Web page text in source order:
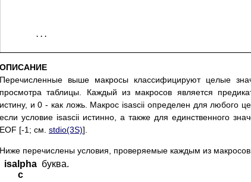
ОПИСАНИЕ
Перечисленные выше макросы классифицируют целые
просмотра таблицы. Каждый из макросов является
истину, и 0 - как ложь. Макрос isascii определен для любого
если условие isascii истинно, а также для единственного
EOF [-1; см. stdio(3S)].
Ниже перечислены условия, проверяемые каждым из
isalpha
c
буква.